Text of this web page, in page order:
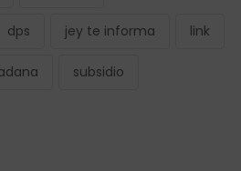
dps jey te informa link
subsidio